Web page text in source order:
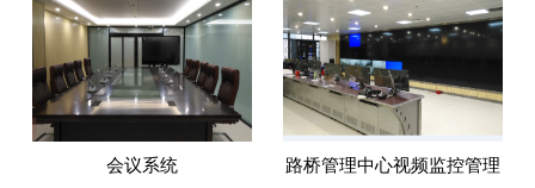
会议系统 路桥管理中心视频监控管理